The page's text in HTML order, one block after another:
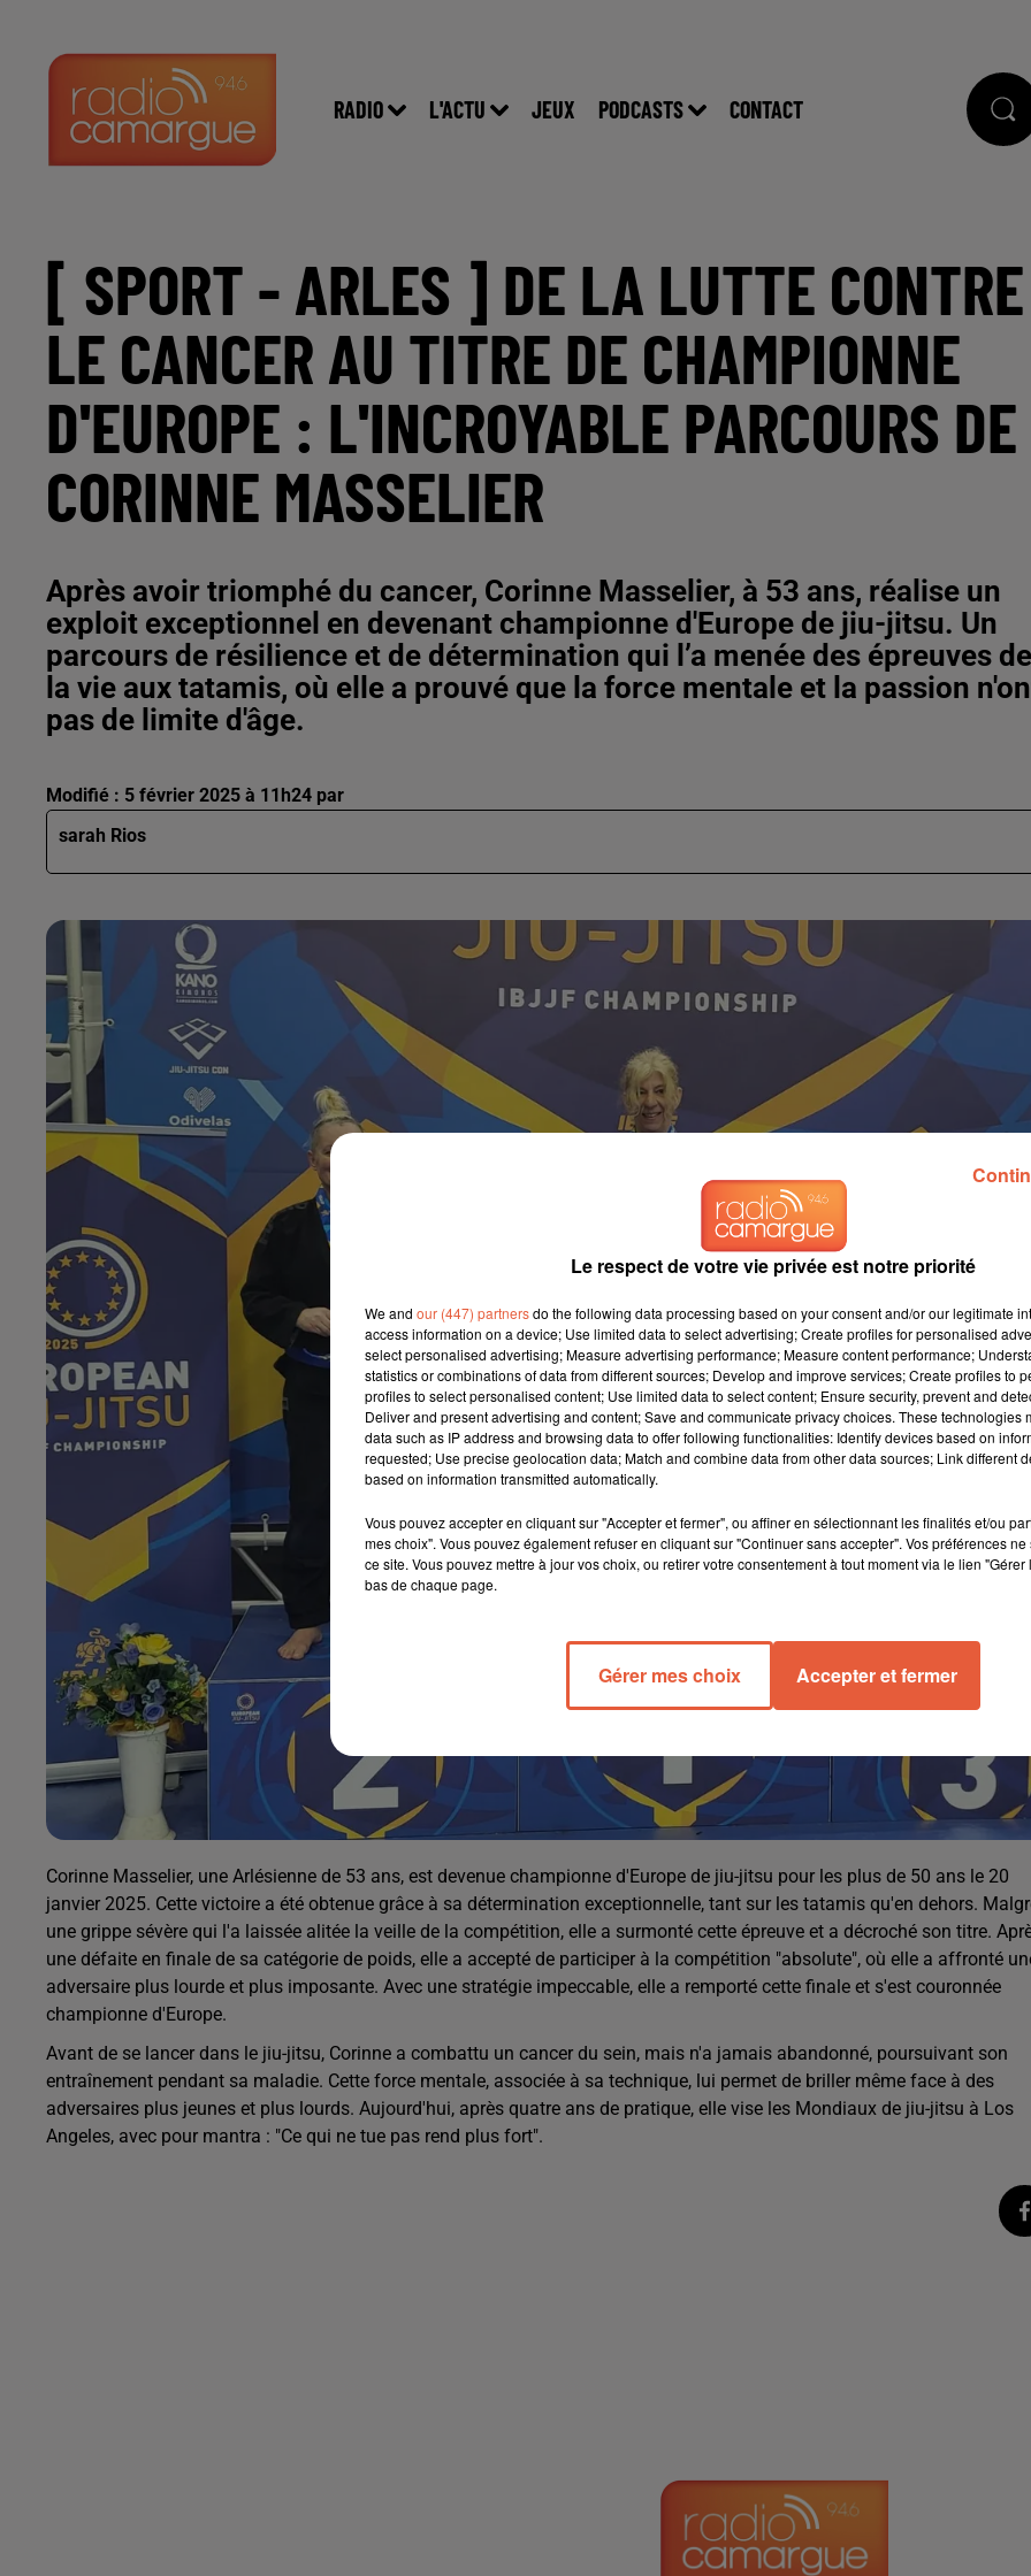
RADIO L'ACTU JEUX PODCASTS CONTACT
[ SPORT - ARLES ] DE LA LUTTE CONTRE
LE CANCER AU TITRE DE CHAMPIONNE
D'EUROPE : L'INCROYABLE PARCOURS DE
CORINNE MASSELIER
Après avoir triomphé du cancer, Corinne Masselier, à 53 ans, réalise un
exploit exceptionnel en devenant championne d'Europe de jiu-jitsu. Un
parcours de résilience et de détermination qui l’a menée des épreuves de
la vie aux tatamis, où elle a prouvé que la force mentale et la passion
pas de limite d'âge.
Modifié : 5 février 2025 à 11h24 par
sarah Rios
Corinne Masselier, une Arlésienne de 53 ans, est devenue championne d'Europe de jiu-jitsu pour les plus de 50 ans le 20
janvier 2025. Cette victoire a été obtenue grâce à sa détermination exceptionnelle, tant sur les tatamis qu'en dehors.
une grippe sévère qui l'a laissée alitée la veille de la compétition, elle a surmonté cette épreuve et a décroché son titre.
une défaite en finale de sa catégorie de poids, elle a accepté de participer à la compétition "absolute", où elle a affronté
adversaire plus lourde et plus imposante. Avec une stratégie impeccable, elle a remporté cette finale et s'est couronnée
championne d'Europe.
Avant de se lancer dans le jiu-jitsu, Corinne a combattu un cancer du sein, mais n'a jamais abandonné, poursuivant son
entraînement pendant sa maladie. Cette force mentale, associée à sa technique, lui permet de briller même face à des
adversaires plus jeunes et plus lourds. Aujourd'hui, après quatre ans de pratique, elle vise les Mondiaux de jiu-jitsu à Los
Angeles, avec pour mantra : "Ce qui ne tue pas rend plus fort".
Le respect de votre vie privée est notre priorité
We and our (447) partnersdo the following data processing based on your consent and/or our legitimate
access information on a device; Use limited data to select advertising; Create profiles for personalised
select personalised advertising; Measure advertising performance; Measure content performance;
statistics or combinations of data from different sources; Develop and improve services; Create profiles to
profiles to select personalised content; Use limited data to select content; Ensure security, prevent and
Deliver and present advertising and content; Save and communicate privacy choices. These technologies
data such as IP address and browsing data to offer following functionalities: Identify devices based on
requested; Use precise geolocation data; Match and combine data from other data sources; Link different
based on information transmitted automatically.
Vous pouvez accepter en cliquant sur "Accepter et fermer", ou affiner en sélectionnant les finalités et/ou
mes choix". Vous pouvez également refuser en cliquant sur "Continuer sans accepter". Vos préférences
ce site. Vous pouvez mettre à jour vos choix, ou retirer votre consentement à tout moment via le lien
bas de chaque page.
Gérer mes choix Accepter et fermer